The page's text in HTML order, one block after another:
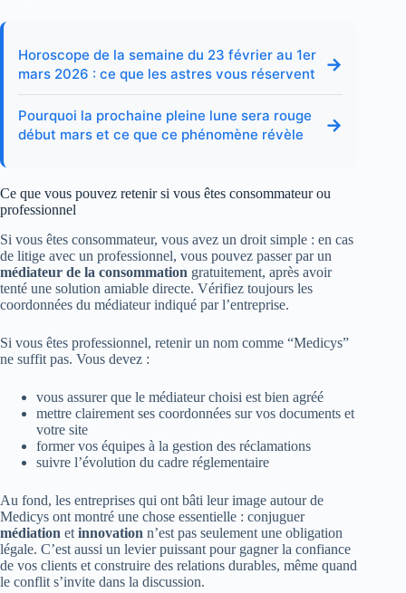
Horoscope de la semaine du 23 février au 1er
mars 2026 : ce que les astres vous réservent
→
Pourquoi la prochaine pleine lune sera rouge
début mars et ce que ce phénomène révèle
→
Ce que vous pouvez retenir si vous êtes consommateur ou
professionnel
Si vous êtes consommateur, vous avez un droit simple : en cas
de litige avec un professionnel, vous pouvez passer par un
médiateur de la consommation gratuitement, après avoir
tenté une solution amiable directe. Vérifiez toujours les
coordonnées du médiateur indiqué par l’entreprise.
Si vous êtes professionnel, retenir un nom comme “Medicys”
ne suffit pas. Vous devez :
vous assurer que le médiateur choisi est bien agréé
mettre clairement ses coordonnées sur vos documents et
votre site
former vos équipes à la gestion des réclamations
suivre l’évolution du cadre réglementaire
Au fond, les entreprises qui ont bâti leur image autour de
Medicys ont montré une chose essentielle : conjuguer
médiation et innovation n’est pas seulement une obligation
légale. C’est aussi un levier puissant pour gagner la confiance
de vos clients et construire des relations durables, même quand
le conflit s’invite dans la discussion.